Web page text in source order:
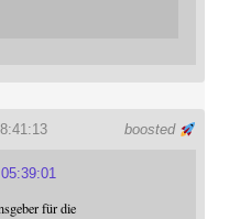
boosted
für die